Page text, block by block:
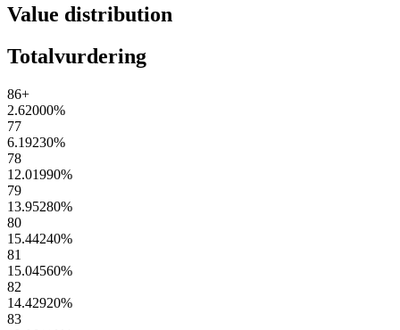
Value distribution
Totalvurdering
86+
2.62000%
77
6.19230%
78
12.01990%
79
13.95280%
80
15.44240%
81
15.04560%
82
14.42920%
83